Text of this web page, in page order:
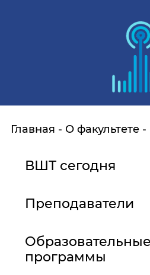
Главная О факультете
ВШТ сегодня
Преподаватели
Образовательные
программы